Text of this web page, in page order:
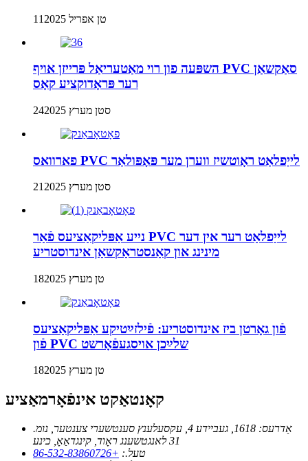
11טן אפריל 2025
השפּעה פון רוי מאַטעריאַל פּרייזן אויף PVC סאַקשאַן
רער פּראָדוקציע קאָס
24סטן מערץ 2025
פארוואס PVC לייַפלאַט ראָוטשיז ווערן מער פּאָפּולאַר
21סטן מערץ 2025
נייע אַפּליקאַציעס פֿאַר PVC לייַפלאַט רער אין דער
מינינג און קאַנסטראַקשאַן אינדוסטריע
18טן מערץ 2025
פֿון גאָרטן ביז אינדוסטריע: פֿילזײַטיקע אַפּליקאַציעס
פֿון PVC שלײַכן אויסגעפֿאָרשט
18טן מערץ 2025
קאָנטאַקט אינפֿאָרמאַציע
אַדרעס:
1618, געביידע 4, עקסעלענץ סענטשערי צענטער, נומ.
31 לאנגטשענג ראָוד, קינגדאַאָ, כינע
טעל.: +86-532-83860726